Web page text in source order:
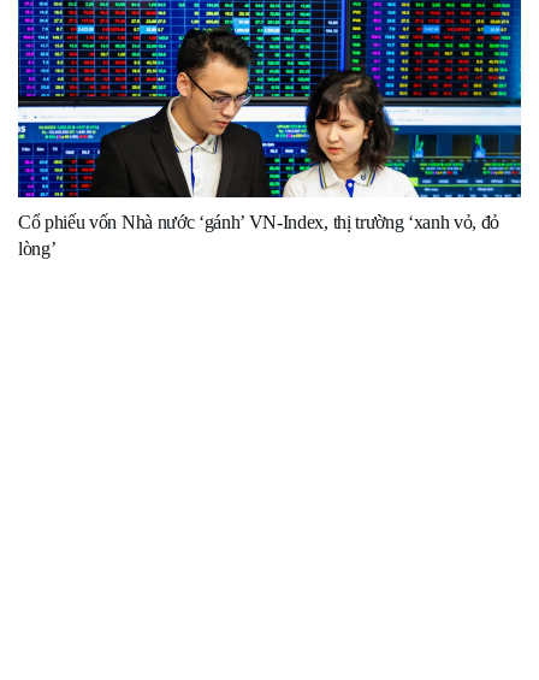
Cổ phiếu vốn Nhà nước ‘gánh’ VN-Index, thị trường ‘xanh vỏ, đỏ
lòng’